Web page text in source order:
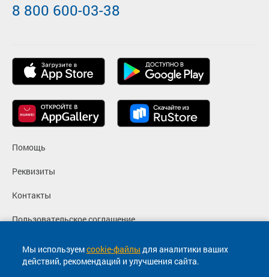
Мы используемcookie-файлы для аналитики ваших
действий, рекомендаций и улучшения сайта.
Помощь
Реквизиты
Контакты
Пользовательское соглашение
Политика конфиденциальности
Согласие на маркетинговые сообщения
8 800 600-03-38